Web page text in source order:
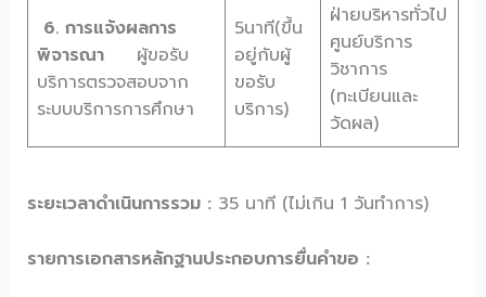
6. การแจ้งผลการ
พิจารณาผู้ขอรับ
บริการตรวจสอบจาก
ระบบบริการการศึกษา
5นาที(ขึ้น
อยู่กับผู้
ขอรับ
บริการ)
ฝ่ายบริหารทั่วไป
ศูนย์บริการ
วิชาการ
(ทะเบียนและ
วัดผล)
ระยะเวลาดำเนินการรวม : 35 นาที (ไม่เกิน 1 วันทำการ)
รายการเอกสารหลักฐานประกอบการยื่นคำขอ :